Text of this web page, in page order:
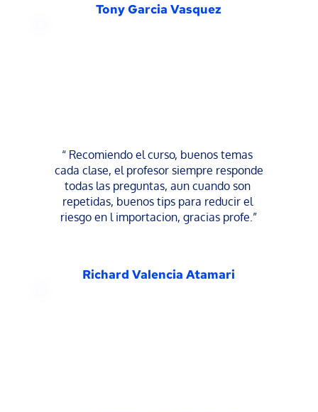
Tony Garcia Vasquez
“ Recomiendo el curso, buenos temas
cada clase, el profesor siempre responde
todas las preguntas, aun cuando son
repetidas, buenos tips para reducir el
riesgo en l importacion, gracias profe.”
Richard Valencia Atamari